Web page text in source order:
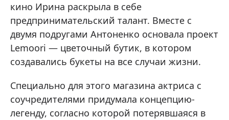
кино Ирина раскрыла в себе
предпринимательский талант. Вместе с
двумя подругами Антоненко основала проект
Lemoori — цветочный бутик, в котором
создавались букеты на все случаи жизни.
Специально для этого магазина актриса с
соучредителями придумала концепцию-
легенду, согласно которой потерявшаяся в